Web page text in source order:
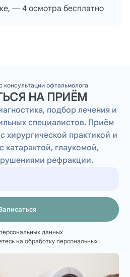
— 4 осмотра бесплатно
консультации офтальмолога
НА ПРИЁМ
подбор лечения и
специалистов. Приём
хирургической практикой и
катарактой, глаукомой,
рефракции.
данных
на обработку персональных